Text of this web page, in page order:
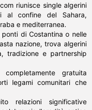
riunisce single algerini
al confine del Sahara,
e mediterranea.
di Costantina o nelle
nazione, trova algerini
tradizione e partnership
gratuita
legami comunitari che
relazioni significative